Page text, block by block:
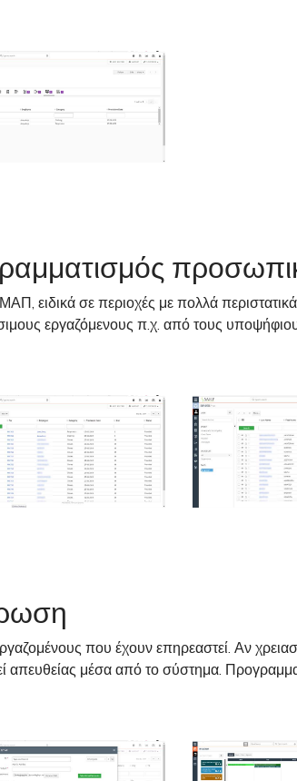
ειδικά σε περιοχές με πολλά
εργαζόμενους π.χ. από τους
που έχουν επηρεαστεί. Αν
απευθείας μέσα από το σύστημα.